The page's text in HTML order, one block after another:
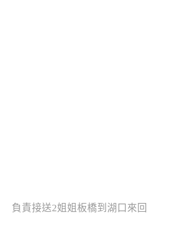
負責接送2姐姐板橋到湖口來回